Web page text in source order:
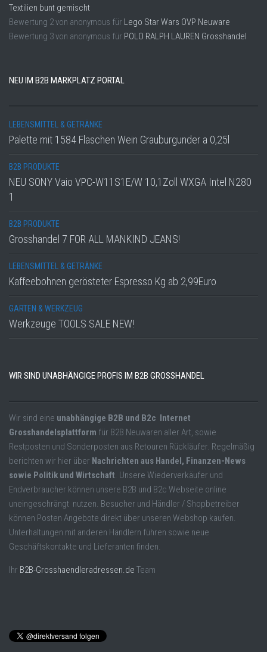
Textilien bunt gemischt
Bewertung 2von anonymous für Lego Star Wars OVP Neuware
Bewertung 3von anonymous für POLO RALPH LAUREN Grosshandel
NEU IM B2B MARKPLATZ PORTAL
LEBENSMITTEL & GETRÄNKE
Palette mit 1584 Flaschen Wein Grauburgunder a 0,25l
B2B PRODUKTE
NEU SONY Vaio VPC-W11S1E/W 10,1Zoll WXGA Intel N280
1
B2B PRODUKTE
Grosshandel 7 FOR ALL MANKIND JEANS!
LEBENSMITTEL & GETRÄNKE
Kaffeebohnen gerösteter Espresso Kg ab 2,99Euro
GARTEN & WERKZEUG
Werkzeuge TOOLS SALE NEW!
WIR SIND UNABHÄNGIGE PROFIS IM B2B GROSSHANDEL
Wir sind eine unabhängige B2B und B2c Internet
Grosshandelsplattform für B2B Neuwaren aller Art, sowie
Restposten und Sonderposten aus Retouren Rückläufer. Regelmäßig
berichten wir hier über Nachrichten aus Handel, Finanzen-News
sowie Politik und Wirtschaft. Unsere Wiederverkäufer und
Endverbraucher können unsere B2B und B2c Webseite online
uneingeschrängt nutzen. Besucher und Händler / Shopbetreiber
können Posten Angebote direkt über unseren Webshop kaufen.
Unterhaltungen mit anderen Händlern führen sowie neue
Geschäftskontakte und Lieferanten finden.
Ihr B2B-Grosshaendleradressen.de Team